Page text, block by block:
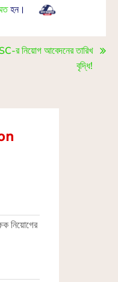
হন।
র নিয়োগ আবেদনের তারিখ
বৃদ্ধি!
নিয়োগের